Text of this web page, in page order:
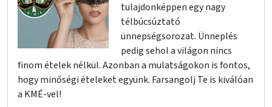
tulajdonképpen egy nagy
télbúcsúztató
ünnepségsorozat. Ünneplés
pedig sehol a világon nincs
finom ételek nélkül. Azonban a mulatságokon is fontos,
hogy minőségi ételeket együnk. Farsangolj Te is kiválóan
a KMÉ-vel!